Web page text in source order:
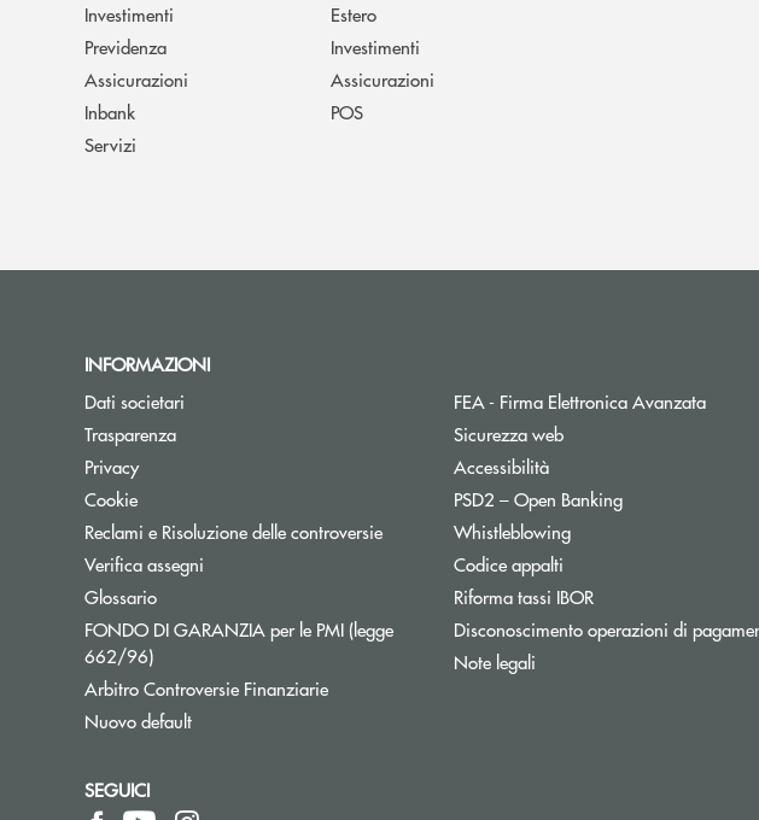
Investimenti
Previdenza
Assicurazioni
Inbank
Servizi
Estero
Investimenti
Assicurazioni
POS
INFORMAZIONI
Dati societari
Trasparenza
PrivacyApre una nuova finestra
Cookie
Reclami e Risoluzione delle controversie
Verifica assegni
GlossarioApre una nuova finestra
FONDO DI GARANZIA per le PMI (legge
662/96)Apre una nuova finestra
Arbitro Controversie FinanziarieApre una nuova finestra
Nuovo default
FEA - Firma Elettronica AvanzataApre
Sicurezza web
Accessibilità
PSD2 – Open BankingApre una nuova
Whistleblowing
Codice appalti
Riforma tassi IBORApre una nuova
Disconoscimento operazioni di
Note legali
SEGUICI